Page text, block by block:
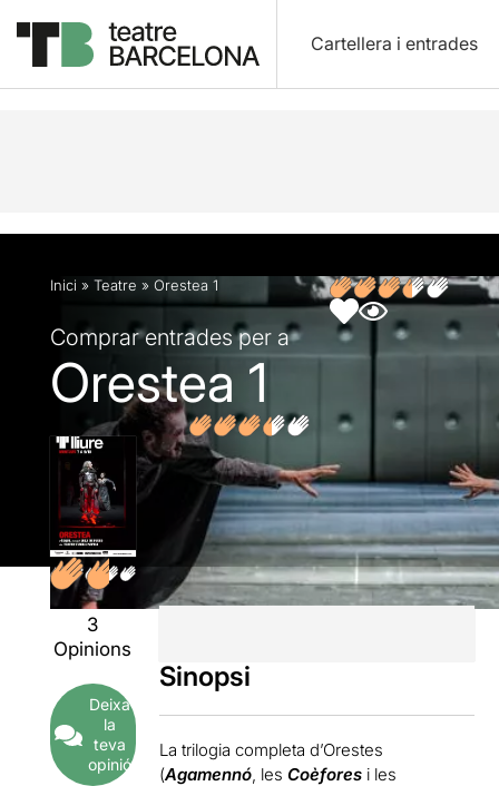
Cartellera i entrades
Descripció Fitxa artística Opinions
Inici » Teatre » Orestea 1
Comprar entrades per a
Orestea 1
3
Opinions
Deixa
la
teva
opinió
Sinopsi
La trilogia completa d’Orestes
(Agamennó , les Coèfores i les